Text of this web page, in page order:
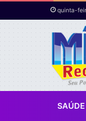
quinta-
SAÚDE